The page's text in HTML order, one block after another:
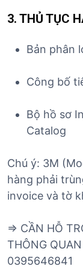
3. THỦ TỤC
Bản phân
Công bố
Bộ hồ sơ
Catalog
Chú ý: 3M
hàng phải
invoice và tờ
=> CẦN HỖ
THÔNG
0395646841